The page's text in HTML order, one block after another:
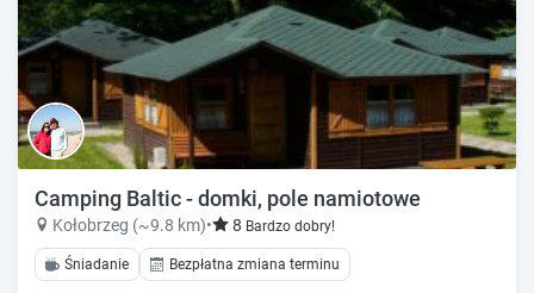
Camping Baltic - domki, pole namiotowe
Kołobrzeg (~9.8 km)• 8 Bardzo dobry!
Śniadanie Bezpłatna zmiana terminu